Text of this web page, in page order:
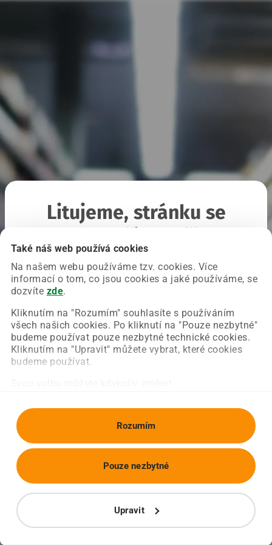
Také náš web používá cookies
Na našem webu používáme tzv. cookies. Více
informací o tom, co jsou cookies a jaké používáme, se
dozvíte zde.
Kliknutím na "Rozumím" souhlasíte s používáním
všech našich cookies. Po kliknutí na "Pouze nezbytné"
budeme používat pouze nezbytné technické cookies.
Kliknutím na "Upravit" můžete vybrat, které cookies
budeme používat.
Rozumím
Upravit
Pouze nezbytné
Litujeme, stránku se
Chyba nastala na naší straně a už ji opravujeme.
Zkuste prosím znovu načíst požadovanou stránku.
Obnovit stránku Úvodní strana